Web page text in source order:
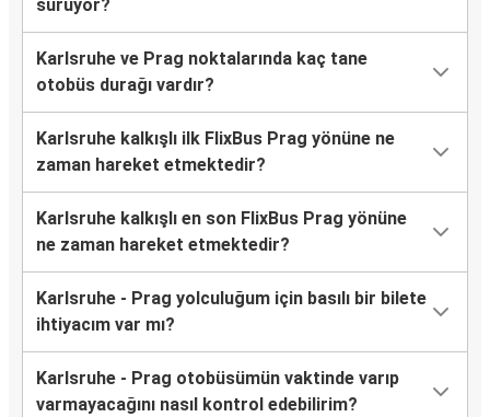
sürüyor?
Karlsruhe ve Prag noktalarında kaç tane
otobüs durağı vardır?
Karlsruhe kalkışlı ilk FlixBus Prag yönüne ne
zaman hareket etmektedir?
Karlsruhe kalkışlı en son FlixBus Prag yönüne
ne zaman hareket etmektedir?
Karlsruhe - Prag yolculuğum için basılı bir bilete
ihtiyacım var mı?
Karlsruhe - Prag otobüsümün vaktinde varıp
varmayacağını nasıl kontrol edebilirim?